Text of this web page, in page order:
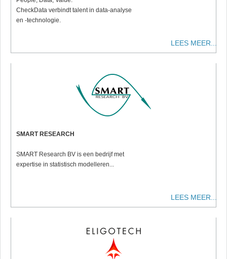
CheckData verbindt talent in data-analyse
en -technologie.
LEES MEER...
SMART RESEARCH
SMART Research BV is een bedrijf met
expertise in statistisch modelleren...
LEES MEER...